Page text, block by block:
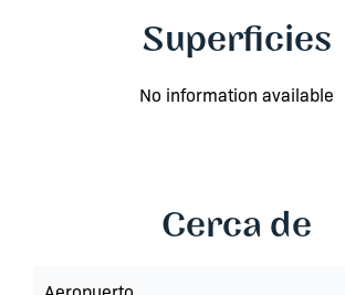
Superficies
No information available
Cerca de